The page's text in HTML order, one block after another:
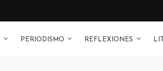
PERIODISMO REFLEXIONES